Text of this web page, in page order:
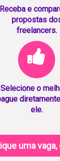
Receba e
propostas
freelancers.
Selecione o
ele.
uma